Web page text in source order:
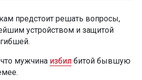
предстоит решать вопросы,
устройством и защитой
мужчина избил битой бывшую